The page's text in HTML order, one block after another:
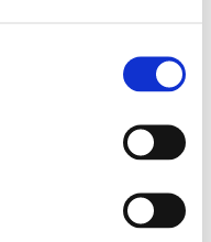
Une
l’introduction
canalisations en
de
proposer